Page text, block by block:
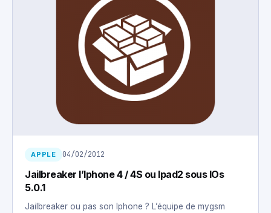
APPLE 04/02/2012
Jailbreaker l’Iphone 4 / 4S ou Ipad2 sous IOs
5.0.1
Jailbreaker ou pas son Iphone ? L’équipe de mygsm